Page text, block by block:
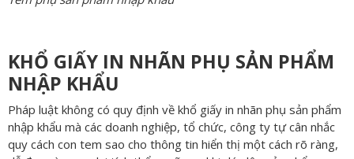
KHỔ GIẤY IN NHÃN PHỤ SẢN PHẨM
NHẬP KHẨU
Pháp luật không có quy định về khổ giấy in nhãn phụ sản phẩm
nhập khẩu mà các doanh nghiệp, tổ chức, công ty tự cân nhắc
quy cách con tem sao cho thông tin hiển thị một cách rõ ràng,